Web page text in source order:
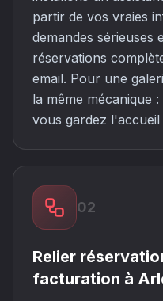
partir de vos vraies
demandes sérieuses
réservations
email. Pour une
la même mécanique
vous gardez
02
Relier
facturation à